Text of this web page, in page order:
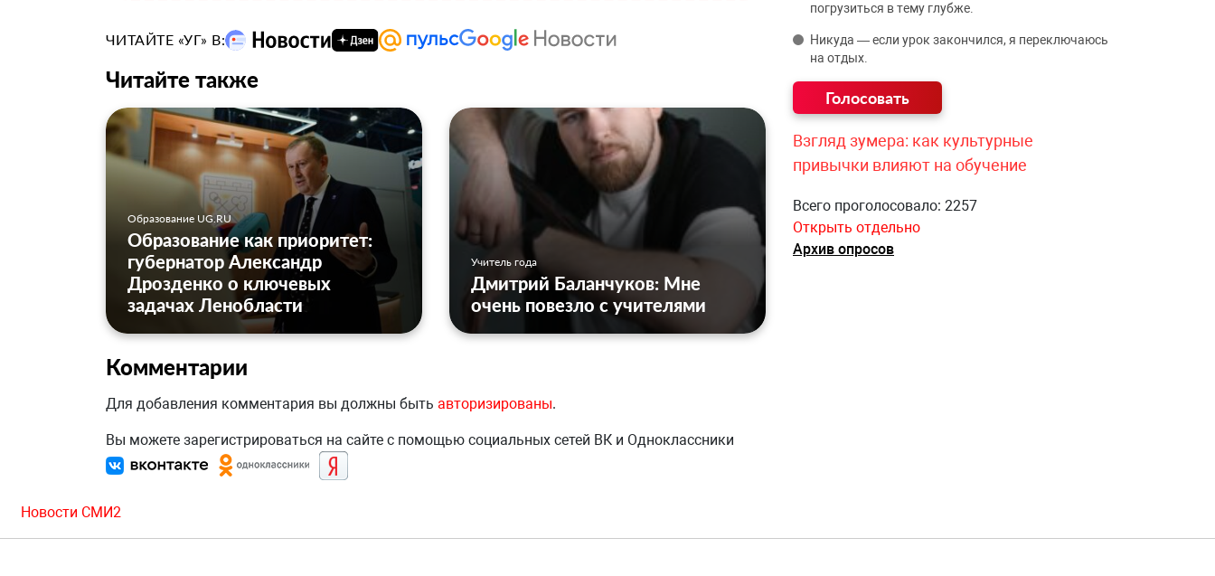
ЧИТАЙТЕ «УГ» В:
Читайте также
Образование UG.RU
Образование как приоритет:
губернатор Александр
Дрозденко о ключевых
задачах Ленобласти
Учитель года
Дмитрий Баланчуков: Мне
очень повезло с учителями
Комментарии
Для добавления комментария вы должны быть авторизированы.
Вы можете зарегистрироваться на сайте с помощью социальных сетей ВК и Одноклассники
погрузиться в тему глубже.
Никуда — если урок закончился, я переключаюсь
на отдых.
Взгляд зумера: как культурные
привычки влияют на обучение
Всего проголосовало: 2257
Открыть отдельно
Архив опросов
Новости СМИ2